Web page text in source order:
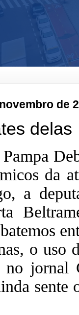
de
delas
da
a
o uso
no jornal
sente